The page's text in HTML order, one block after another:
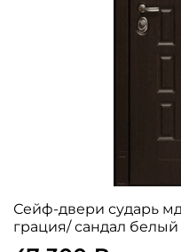
Сейф-двери сударь
грация/ сандал белый